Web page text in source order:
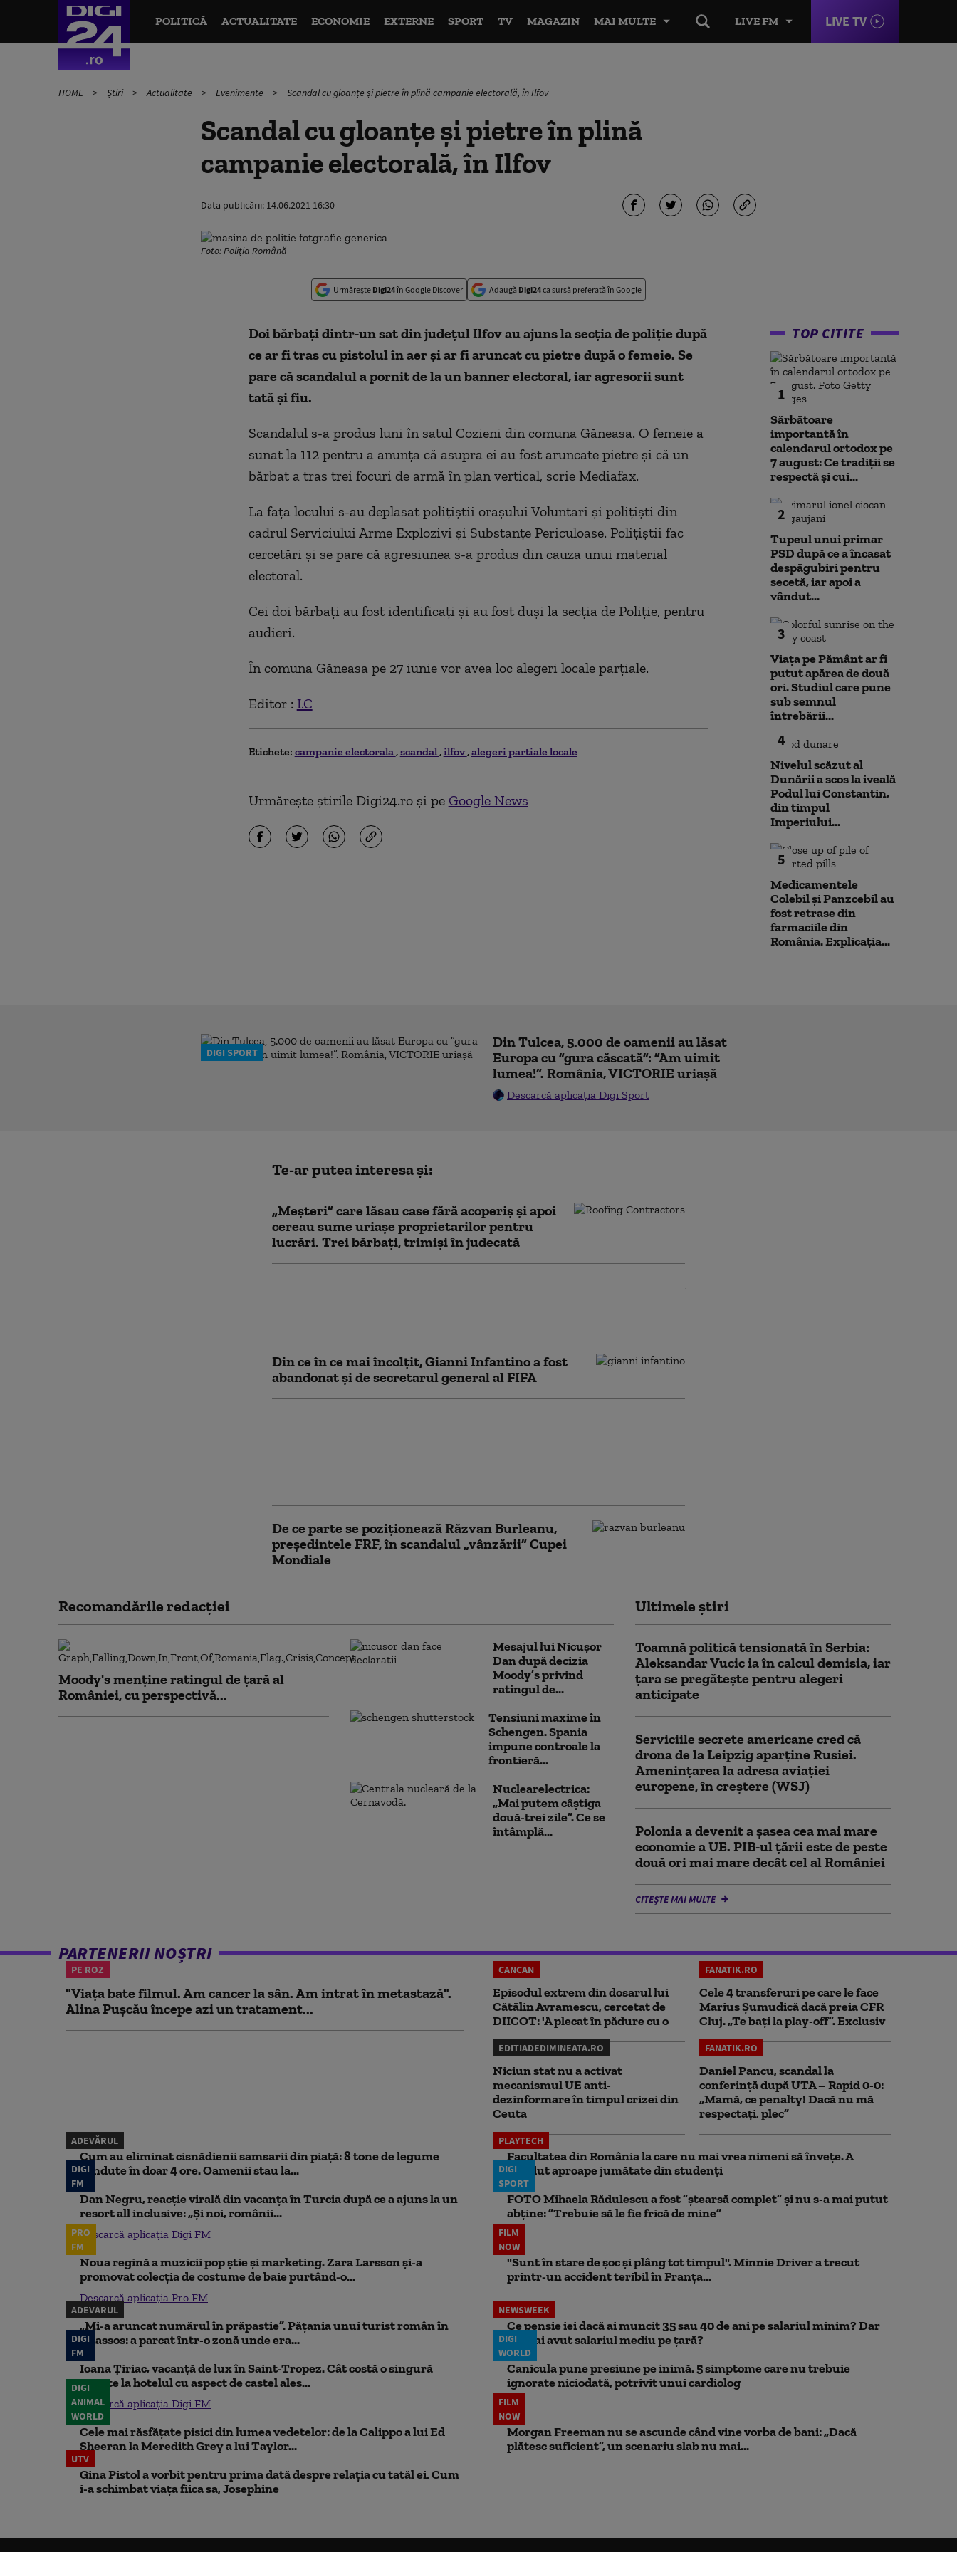
LIVE FM LIVE TV
POLITICĂ ACTUALITATE ECONOMIE EXTERNE SPORT TV MAGAZIN MAI MULTE
HOME Știri Actualitate Evenimente Scandal cu gloanțe și pietre în plină campanie electorală, în Ilfov
Scandal cu gloanțe și pietre în plină
campanie electorală, în Ilfov
Data publicării: 14.06.2021 16:30
Foto: Poliția Română
Urmărește Digi24în Google Discover Adaugă Digi24ca sursă preferată în Google
Doi bărbați dintr-un sat din județul Ilfov au ajuns la secția de poliție după
ce ar fi tras cu pistolul în aer și ar fi aruncat cu pietre după o femeie. Se
pare că scandalul a pornit de la un banner electoral, iar agresorii sunt
tată și fiu.
Scandalul s-a produs luni în satul Cozieni din comuna Găneasa. O femeie a
sunat la 112 pentru a anunța că asupra ei au fost aruncate pietre și că un
bărbat a tras trei focuri de armă în plan vertical, scrie Mediafax.
La fața locului s-au deplasat polițiștii orașului Voluntari și polițiști din
cadrul Serviciului Arme Explozivi și Substanțe Periculoase. Polițiștii fac
cercetări și se pare că agresiunea s-a produs din cauza unui material
electoral.
Cei doi bărbați au fost identificați și au fost duși la secția de Poliție, pentru
audieri.
În comuna Găneasa pe 27 iunie vor avea loc alegeri locale parțiale.
Editor : I.C
Etichete: campanie electorala scandal ilfov alegeri partiale locale
Urmărește știrile Digi24.ro și pe Google News
TOP CITITE
1
Sărbătoare
importantă în
calendarul ortodox pe
7 august: Ce tradiții se
respectă și cui...
2
Tupeul unui primar
PSD după ce a încasat
despăgubiri pentru
secetă, iar apoi a
vândut...
3
Viața pe Pământ ar fi
putut apărea de două
ori. Studiul care pune
sub semnul
întrebării...
4
Nivelul scăzut al
Dunării a scos la iveală
Podul lui Constantin,
din timpul
Imperiului...
5
Medicamentele
Colebil și Panzcebil au
fost retrase din
farmaciile din
România. Explicația...
DIGI SPORT
Din Tulcea, 5.000 de oamenii au lăsat
Europa cu ”gura căscată”: ”Am uimit
lumea!”. România, VICTORIE uriașă
Descarcă aplicația Digi Sport
Te-ar putea interesa și:
„Meșteri” care lăsau case fără acoperiș și apoi
cereau sume uriașe proprietarilor pentru
lucrări. Trei bărbați, trimiși în judecată
Din ce în ce mai încolțit, Gianni Infantino a fost
abandonat și de secretarul general al FIFA
De ce parte se poziționează Răzvan Burleanu,
președintele FRF, în scandalul „vânzării” Cupei
Mondiale
Recomandările redacţiei
Moody's menține ratingul de țară al
României, cu perspectivă...
Mesajul lui Nicușor
Dan după decizia
Moody’s privind
ratingul de...
Tensiuni maxime în
Schengen. Spania
impune controale la
frontieră...
Nuclearelectrica:
„Mai putem câștiga
două-trei zile”. Ce se
întâmplă...
Ultimele știri
Toamnă politică tensionată în Serbia:
Aleksandar Vucic ia în calcul demisia, iar
țara se pregătește pentru alegeri
anticipate
Serviciile secrete americane cred că
drona de la Leipzig aparține Rusiei.
Amenințarea la adresa aviației
europene, în creștere (WSJ)
Polonia a devenit a șasea cea mai mare
economie a UE. PIB-ul țării este de peste
două ori mai mare decât cel al României
CITEȘTE MAI MULTE
PARTENERII NOȘTRI
PE ROZ
"Viața bate filmul. Am cancer la sân. Am intrat în metastază".
Alina Pușcău începe azi un tratament...
CANCAN
Episodul extrem din dosarul lui
Cătălin Avramescu, cercetat de
DIICOT: 'A plecat în pădure cu o
FANATIK.RO
Cele 4 transferuri pe care le face
Marius Șumudică dacă preia CFR
Cluj. „Te bați la play-off”. Exclusiv
EDITIADEDIMINEATA.RO
Niciun stat nu a activat
mecanismul UE anti-
dezinformare în timpul crizei din
Ceuta
FANATIK.RO
Daniel Pancu, scandal la
conferință după UTA – Rapid 0-0:
„Mamă, ce penalty! Dacă nu mă
respectați, plec”
ADEVĂRUL
Cum au eliminat cisnădienii samsarii din piață: 8 tone de legume
vândute în doar 4 ore. Oamenii stau la...
PLAYTECH
Facultatea din România la care nu mai vrea nimeni să înveţe. A
pierdut aproape jumătate din studenţi
DIGI
FM
Dan Negru, reacție virală din vacanța în Turcia după ce a ajuns la un
resort all inclusive: „Și noi, românii...
Descarcă aplicația Digi FM
DIGI
SPORT
FOTO Mihaela Rădulescu a fost ”ștearsă complet” și nu s-a mai putut
abține: ”Trebuie să le fie frică de mine”
PRO
FM
Noua regină a muzicii pop știe și marketing. Zara Larsson și-a
promovat colecția de costume de baie purtând-o...
Descarcă aplicația Pro FM
FILM
NOW
"Sunt în stare de șoc și plâng tot timpul". Minnie Driver a trecut
printr-un accident teribil în Franța...
ADEVARUL
„Mi-a aruncat numărul în prăpastie”. Pățania unui turist român în
Thassos: a parcat într-o zonă unde era...
NEWSWEEK
Ce pensie iei dacă ai muncit 35 sau 40 de ani pe salariul minim? Dar
dacă ai avut salariul mediu pe țară?
DIGI
FM
Ioana Țiriac, vacanță de lux în Saint-Tropez. Cât costă o singură
noapte la hotelul cu aspect de castel ales...
Descarcă aplicația Digi FM
DIGI
WORLD
Canicula pune presiune pe inimă. 5 simptome care nu trebuie
ignorate niciodată, potrivit unui cardiolog
DIGI
ANIMAL
WORLD
Cele mai răsfățate pisici din lumea vedetelor: de la Calippo a lui Ed
Sheeran la Meredith Grey a lui Taylor...
FILM
NOW
Morgan Freeman nu se ascunde când vine vorba de bani: „Dacă
plătesc suficient”, un scenariu slab nu mai...
UTV
Gina Pistol a vorbit pentru prima dată despre relația cu tatăl ei. Cum
i-a schimbat viața fiica sa, Josephine